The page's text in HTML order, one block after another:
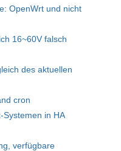
OpenWrt und nicht
16~60V falsch
des aktuellen
cron
Systemen in HA
verfügbare